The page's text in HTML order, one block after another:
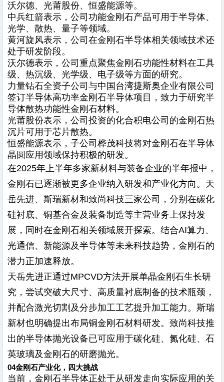
沃尔德、光莆股份、恒盛能源等。
中兵红箭表示，公司功能金刚石产品可用于半导体、
光学、散热、量子等领域。
黄河旋风表示，公司在金刚石半导体相关领域技术还
处于研发阶段。
沃尔德表示，公司重点聚焦金刚石功能性材料在工具
级、热沉级、光学级、电子级等方面的研究。
力量钻石全资子公司与中国台湾捷斯奥企业有限公司
签订半导体高功率金刚石半导体项目，致力于研究半
导体散热功能性金刚石材料。
光莆股份表示，公司投资的化合积电公司的金刚石热
沉片可用于芯片散热。
恒盛能源表示，子公司桦茂科技将对金刚石在半导体
晶圆应用领域保持积极的研发。
在2025年上半年多家新材料与装备企业的半年报中，
金刚石已逐渐被更多企业纳入研发和产业化方向。天
岳先进、斯瑞新材和致尚科技三家公司，分别在碳化
硅衬底、铜基合金及装备制造等主营业务上保持发
展，同时在金刚石相关领域展开探索。结合AI算力、
光通信、新能源及半导体等未来科技趋势，金刚石的
潜力正加速释放。
天岳先进正通过MPCVD方法开展单晶金刚石生长研
究，尝试突破大尺寸、高质量衬底制备的技术瓶颈，
并配合激光切割及分步加工工艺提升加工能力。斯瑞
新材也明确提出布局铜金刚石材料研发。致尚科技推
出的半导体抛光设备已可应用于碳化硅、氮化硅、石
英玻璃及金刚石的研磨抛光。
04金刚石产业化，四大挑战
当前，金刚石半导体正处于从研发走向实际应用的关